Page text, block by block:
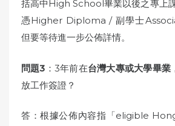
括高中High School畢業以後之專上
憑Higher Diploma / 副學士
但要等待進一步公佈詳情。
問題3 ：3年前在台灣大專或大學畢業
放工作簽證？
答：根據公佈內容指「eligible